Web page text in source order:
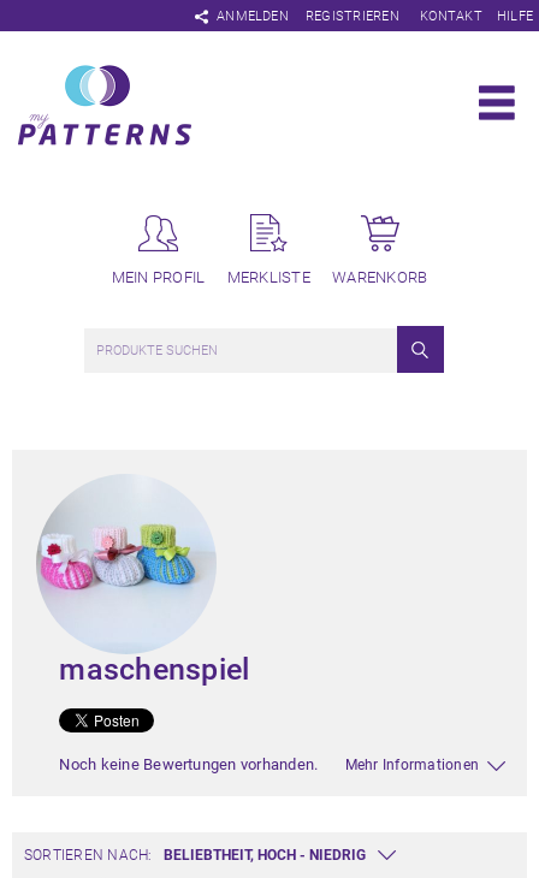
ANMELDEN
Navigation
überspringen
REGISTRIEREN KONTAKT HILFE
MEIN PROFIL MERKLISTE WARENKORB
maschenspiel
Noch keine Bewertungen vorhanden. Mehr Informationen
SORTIEREN NACH: